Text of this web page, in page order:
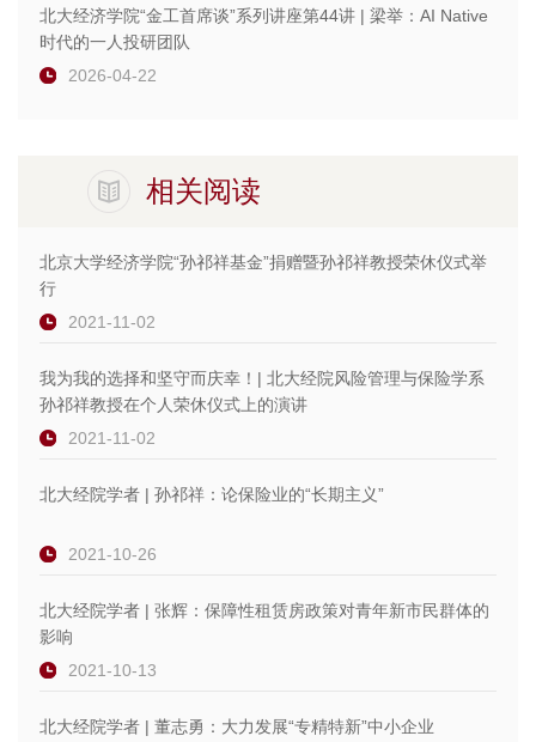
北大经济学院“金工首席谈”系列讲座第44讲 | 梁举：AI Native
时代的一人投研团队
2026-04-22
相关阅读
北京大学经济学院“孙祁祥基金”捐赠暨孙祁祥教授荣休仪式举
行
2021-11-02
我为我的选择和坚守而庆幸！| 北大经院风险管理与保险学系
孙祁祥教授在个人荣休仪式上的演讲
2021-11-02
北大经院学者 | 孙祁祥：论保险业的“长期主义”
2021-10-26
北大经院学者 | 张辉：保障性租赁房政策对青年新市民群体的
影响
2021-10-13
北大经院学者 | 董志勇：大力发展“专精特新”中小企业